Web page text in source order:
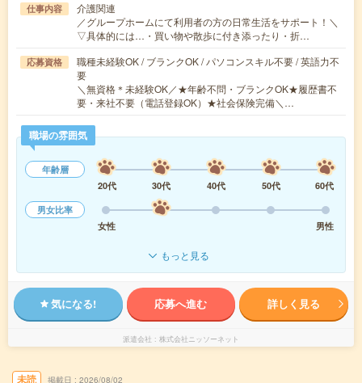
仕事内容
介護関連
／グループホームにて利用者の方の日常生活をサポート！＼
▽具体的には…・買い物や散歩に付き添ったり・折…
応募資格
職種未経験OK / ブランクOK / パソコンスキル不要 / 英語力不
要
＼無資格＊未経験OK／★年齢不問・ブランクOK★履歴書不
要・来社不要（電話登録OK）★社会保険完備＼…
職場の雰囲気
年齢層
20代
30代 40代 50代
60代
男女比率
女性
男性
もっと見る
気になる! 応募へ進む 詳しく見る
派遣会社 株式会社ニッソーネット
未読 掲載日 2026/08/02